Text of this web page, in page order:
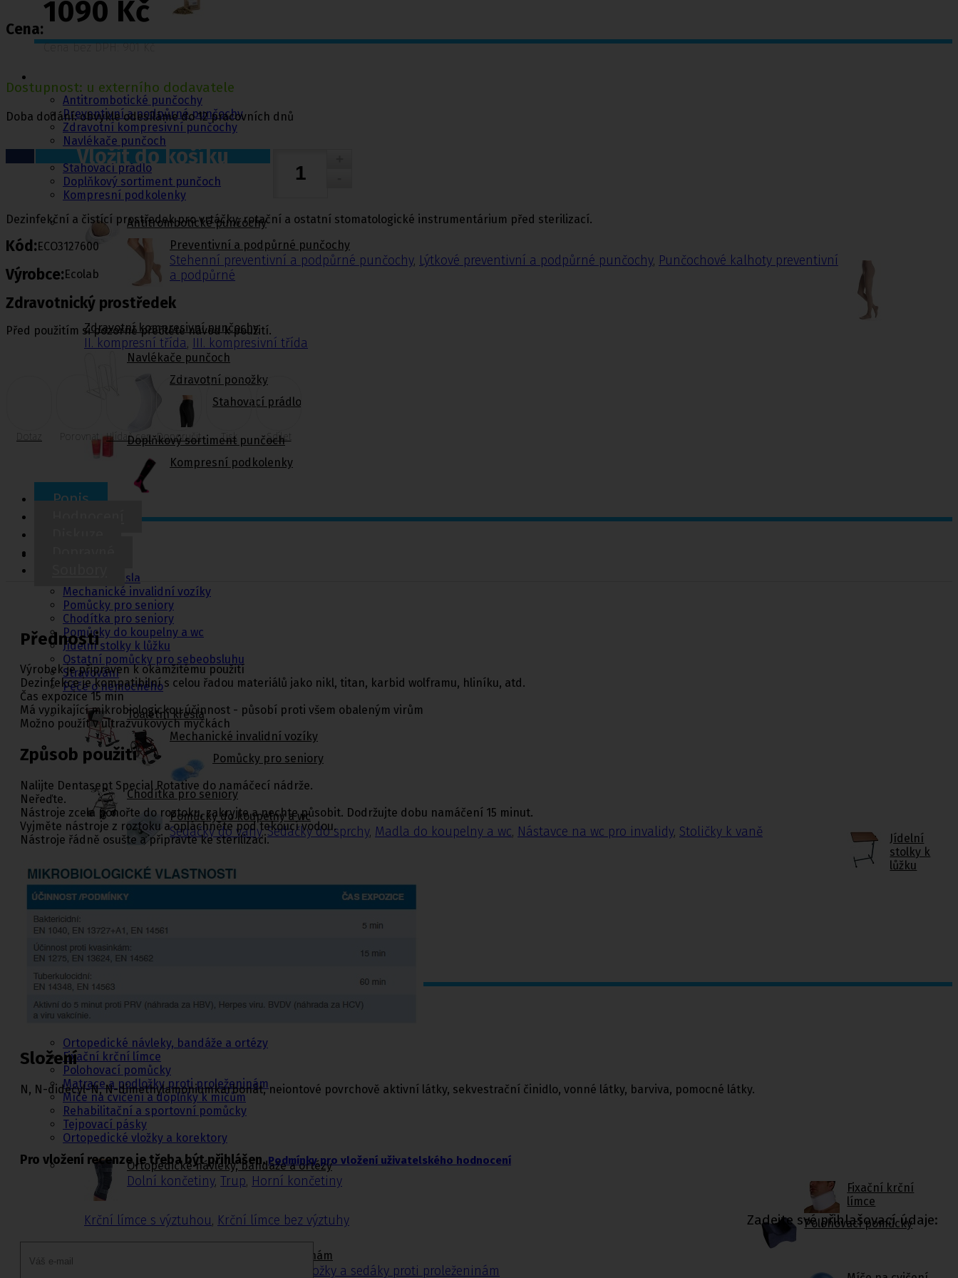
Antitrombotické punčochy
Preventivní a podpůrné punčochy
Zdravotní kompresivní punčochy
Navlékače punčoch
Zdravotní ponožky
Stahovací prádlo
Doplňkový sortiment punčoch
Kompresní podkolenky
Antitrombotické punčochy
Preventivní a podpůrné punčochy
Stehenní preventivní a podpůrné punčochy, Lýtkové preventivní a podpůrné punčochy, Punčochové kalhoty preventivní
a podpůrné
Zdravotní kompresivní punčochy
II. kompresní třída, III. kompresivní třída
Navlékače punčoch
Zdravotní ponožky
Stahovací prádlo
Doplňkový sortiment punčoch
Kompresní podkolenky
Toaletní křesla
Mechanické invalidní vozíky
Pomůcky pro seniory
Chodítka pro seniory
Pomůcky do koupelny a wc
Jídelní stolky k lůžku
Ostatní pomůcky pro sebeobsluhu
Stravování
Péče o nemocného
Toaletní křesla
Mechanické invalidní vozíky
Pomůcky pro seniory
Chodítka pro seniory
Pomůcky do koupelny a wc
Sedačky do vany,Sedačky do sprchy, Madla do koupelny a wc, Nástavce na wc pro invalidy, Stoličky k vaně
Jídelní
stolky k
lůžku
Ostatní pomůcky pro sebeobsluhu
Stravování
Ortopedie,
rehabilitace a
Ortopedické návleky, bandáže a ortézy
Fixační krční límce
Polohovací pomůcky
Matrace a podložky proti proleženinám
Míče na cvičení a doplňky k míčům
Rehabilitační a sportovní pomůcky
Tejpovací pásky
Ortopedické vložky a korektory
Ortopedické návleky, bandáže a ortézy
Dolní končetiny, Trup, Horní končetiny
Fixační krční
límce
Krční límce s výztuhou, Krční límce bez výztuhy Polohovací pomůcky
Matrace a podložky proti proleženinám
Podložky a sedáky proti proleženinám
Cena:
1090 Kč
Cena bez DPH: 901 Kč
Dostupnost: u externího dodavatele
Doba dodání: obvykle odesíláme do 12 pracovních dnů
Vložit do košíku
Dezinfekční a čistící prostředek pro vrtáčky, rotační a ostatní stomatologické instrumentárium před sterilizací.
Kód:ECO3127600
Výrobce:Ecolab
Zdravotnický prostředek
Před použitím si pozorně přečtěte návod k použití.
Dotaz Porovnat Hlídač cen Doporučit Tisk Sdílet
Popis
Přednosti
Výrobek je připraven k okamžitému použití
Dezinfekce je kompatibilní s celou řadou materiálů jako nikl, titan, karbid wolframu, hliníku, atd.
Čas expozice 15 min
Má vynikající mikrobiologickou účinnost - působí proti všem obaleným virům
Možno použít v ultrazvukových myčkách
Způsob použití
Nalijte Dentasept Special Rotative do namáčecí nádrže.
Neřeďte.
Nástroje zcela ponořte do roztoku, zakryjte a nechte působit. Dodržujte dobu namáčení 15 minut.
Vyjměte nástroje z roztoku a opláchněte pod tekoucí vodou.
Nástroje řádně osušte a připravte ke sterilizaci.
Složení
N, N-didecyl-N, N-dimethylamoniumkarbonát, neiontové povrchově aktivní látky, sekvestrační činidlo, vonné látky, barviva, pomocné látky.
Pro vložení recenze je třeba být přihlášen.Podmínky pro vložení uživatelského hodnocení
Zadejte své přihlašovací údaje: